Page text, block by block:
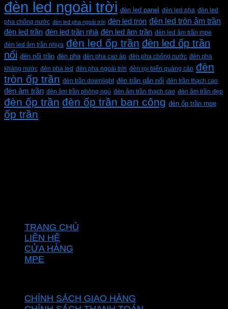
đèn led ngoài trời đèn led panel đèn led pha đèn led
pha chống nước đèn led pha ngoài trời đèn led tròn đèn led tròn âm trần
đèn led trần đèn led trần nhà đèn led âm trần đèn led âm trần mpe
đèn led âm trần nhựa đèn led ốp trần đèn led ốp trần
nổi đèn nổi trần đèn pha đèn pha cao áp đèn pha chống nước đèn pha
kháng nước đèn pha led đèn pha ngoài trời đèn rọi biển quảng cáo đèn
tròn ốp trần đèn trần downlight đèn trần gắn nổi đèn trần thạch cao
đèn âm trần đèn âm trần phòng ngủ đèn âm trần thạch cao đèn âm trần đẹp
đèn ốp trần đèn ốp trần ban công đèn ốp trần mpe
ốp trần
TRANG CHỦ
LIÊN HỆ
CỬA HÀNG
MPE
CHÍNH SÁCH GIAO HÀNG